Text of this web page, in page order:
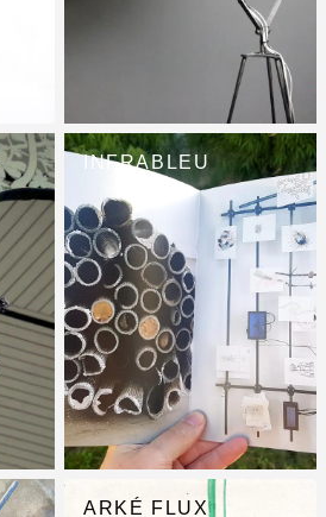
INFRABLEU
ARKÉ FLUX